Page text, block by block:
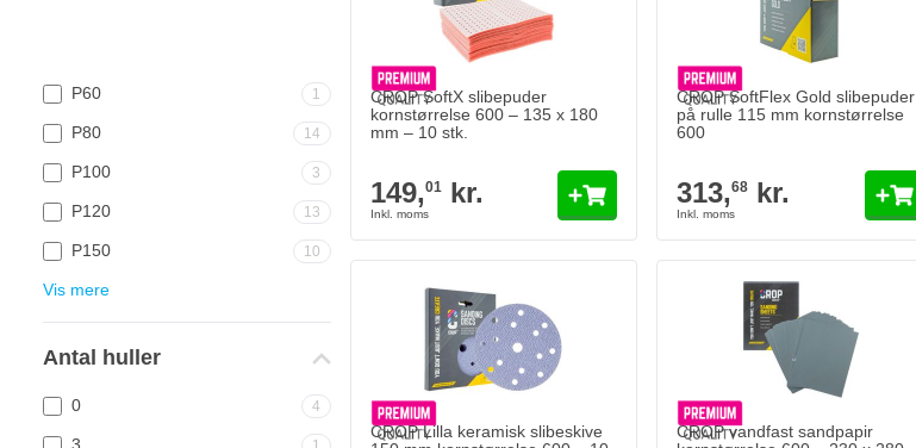
P60 1
P80 14
P100 3
P120 13
P150 10
Vis mere
Antal huller
0 4
CROP SoftX slibepuder
kornstørrelse 600 – 135 x 180
mm – 10 stk.
149,01kr.
CROP SoftFlex Gold slibepuder
på rulle 115 mm kornstørrelse
600
313,68 kr.
CROP Lilla keramisk slibeskive
CROP vandfast sandpapir